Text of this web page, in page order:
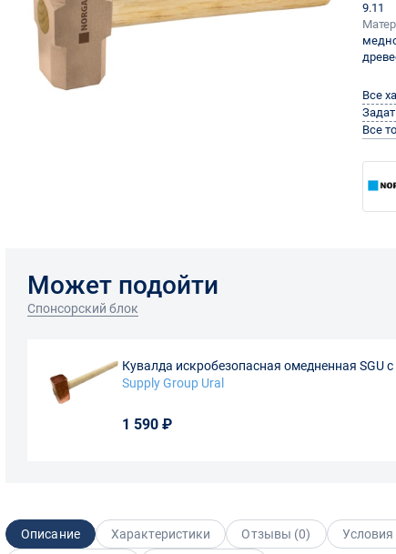
9.11
Все
Все
Может подойти
Спонсорский блок
Кувалда искробезопасная омедненная SGU
рукояткой, с бойком 1,0 кг
Supply Group Ural
1 590 ₽
Описание Характеристики Отзывы (0)
Условия